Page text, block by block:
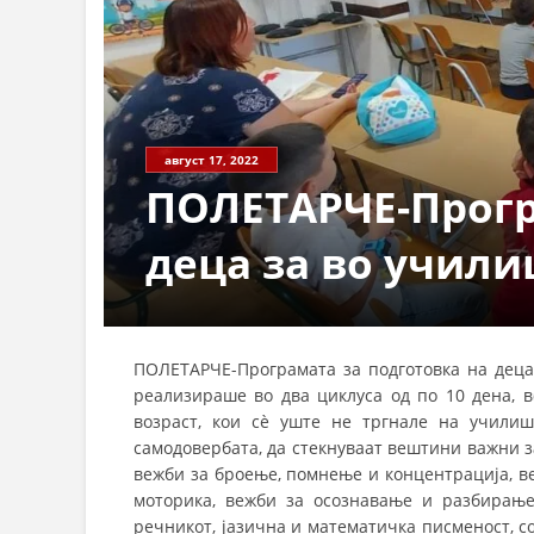
август 17, 2022
ПОЛЕТАРЧЕ-
деца за во
ПОЛЕТАРЧЕ-Програмата за подготовка на
реализираше во два циклуса од по 10 дена,
возраст, кои сѐ уште не тргнале на
самодовербата, да стекнуваат вештини
вежби за броење, помнење и концентрација,
моторика, вежби за осознавање и
речникот, јазична и математичка